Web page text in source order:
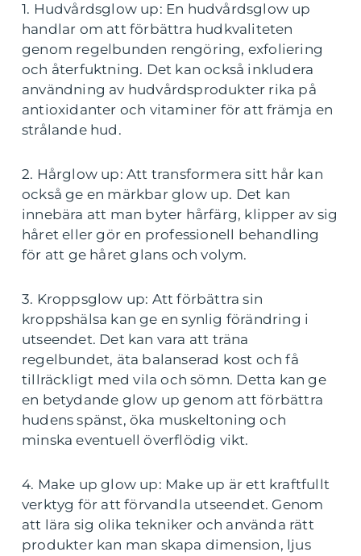
1. Hudvårdsglow up: En hudvårdsglow up
handlar om att förbättra hudkvaliteten
genom regelbunden rengöring, exfoliering
och återfuktning. Det kan också inkludera
användning av hudvårdsprodukter rika på
antioxidanter och vitaminer för att främja en
strålande hud.
2. Hårglow up: Att transformera sitt hår kan
också ge en märkbar glow up. Det kan
innebära att man byter hårfärg, klipper av sig
håret eller gör en professionell behandling
för att ge håret glans och volym.
3. Kroppsglow up: Att förbättra sin
kroppshälsa kan ge en synlig förändring i
utseendet. Det kan vara att träna
regelbundet, äta balanserad kost och få
tillräckligt med vila och sömn. Detta kan ge
en betydande glow up genom att förbättra
hudens spänst, öka muskeltoning och
minska eventuell överflödig vikt.
4. Make up glow up: Make up är ett kraftfullt
verktyg för att förvandla utseendet. Genom
att lära sig olika tekniker och använda rätt
produkter kan man skapa dimension, ljus